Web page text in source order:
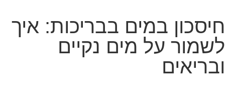
חיסכון במים בבריכות: איך
לשמור על מים נקיים
ובריאים